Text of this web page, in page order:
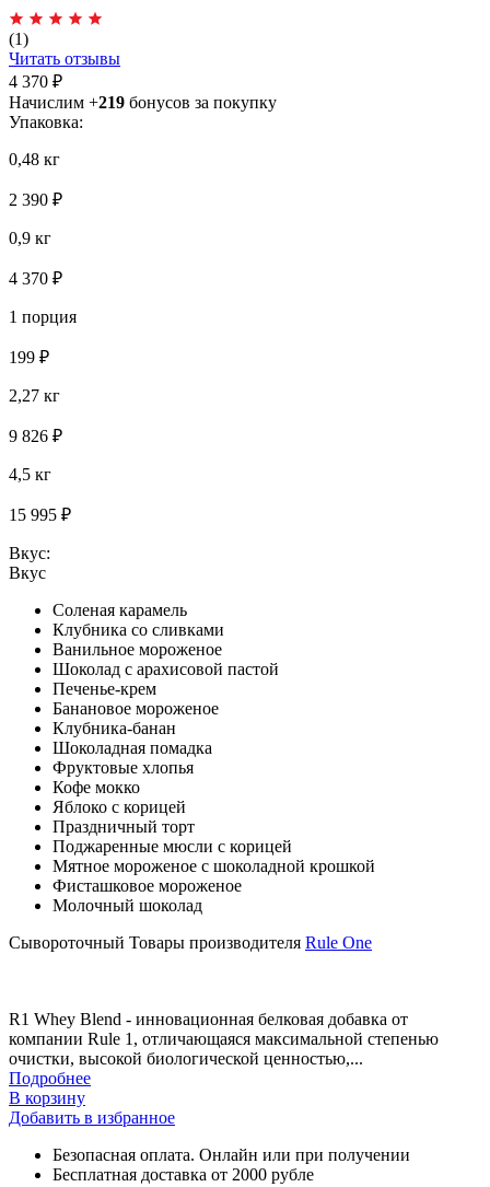
(1)
Читать отзывы
4 370 ₽
Начислим +219 бонусов за покупку
Упаковка:
0,48 кг
2 390 ₽
0,9 кг
4 370 ₽
1 порция
199 ₽
2,27 кг
9 826 ₽
4,5 кг
15 995 ₽
Вкус:
Вкус
Соленая карамель
Клубника со сливками
Ванильное мороженое
Шоколад с арахисовой пастой
Печенье-крем
Банановое мороженое
Клубника-банан
Шоколадная помадка
Фруктовые хлопья
Кофе мокко
Яблоко с корицей
Праздничный торт
Поджаренные мюсли с корицей
Мятное мороженое с шоколадной крошкой
Фисташковое мороженое
Молочный шоколад
Сывороточный Товары производителя Rule One
R1 Whey Blend - инновационная белковая добавка от
компании Rule 1, отличающаяся максимальной степенью
очистки, высокой биологической ценностью,...
Подробнее
В корзину
Добавить в избранное
Безопасная оплата. Онлайн или при получении
Бесплатная доставка от 2000 рубле